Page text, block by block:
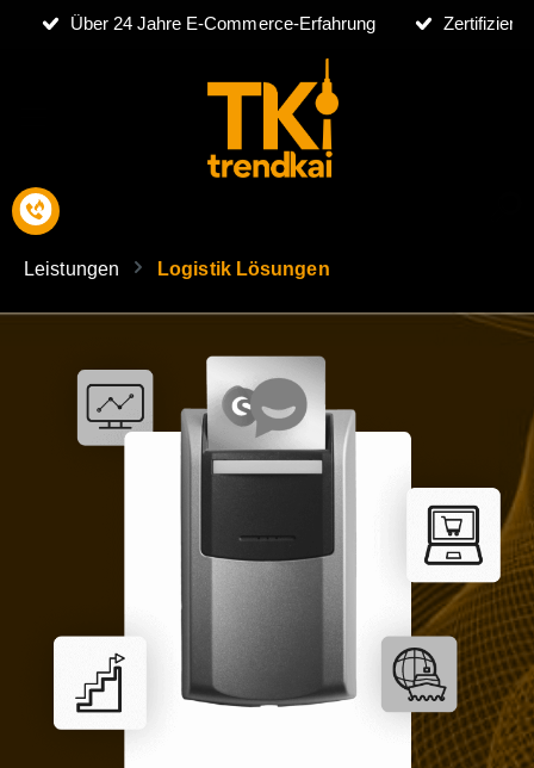
Über 24 Jahre E-Commerce-Erfahrung
Leistungen Logistik Lösungen